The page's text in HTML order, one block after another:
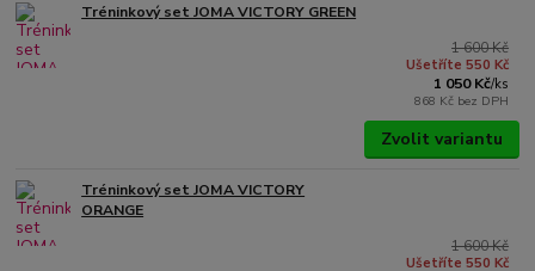
Tréninkový set JOMA VICTORY GREEN
1 600 Kč
Ušetříte 550 Kč
1 050 Kč/ks
868 Kč bez DPH
Zvolit variantu
Tréninkový set JOMA VICTORY
ORANGE
1 600 Kč
Ušetříte 550 Kč